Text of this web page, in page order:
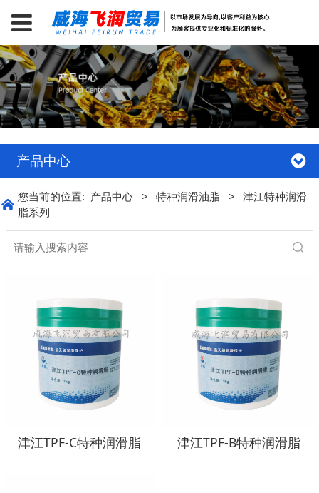
产品中心
您当前的位置: 产品中心 > 特种润滑油脂 >
津江特种润滑
脂系列
津江TPF-C特种润滑脂 津江TPF-B特种润滑脂